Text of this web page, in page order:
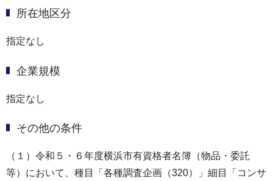
所在地区分
指定なし
企業規模
指定なし
その他の条件
（１）令和５・６年度横浜市有資格者名簿（物品・委託
等）において、種目「各種調査企画（320）」細目「コンサ